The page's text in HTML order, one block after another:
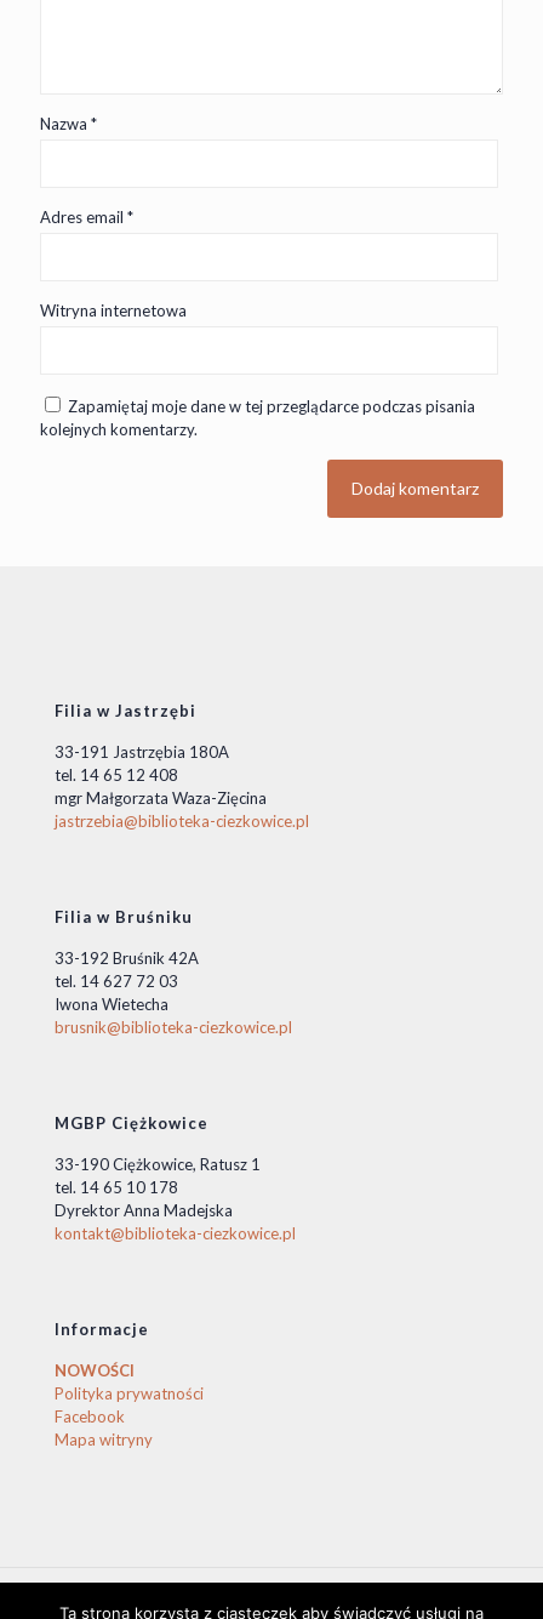
Nazwa *
Adres email *
Witryna internetowa
Zapamiętaj moje dane w tej przeglądarce podczas pisania
kolejnych komentarzy.
Filia w Jastrzębi
33-191 Jastrzębia 180A
tel. 14 65 12 408
mgr Małgorzata Waza-Zięcina
jastrzebia@biblioteka-ciezkowice.pl
Filia w Bruśniku
33-192 Bruśnik 42A
tel. 14 627 72 03
Iwona Wietecha
brusnik@biblioteka-ciezkowice.pl
MGBP Ciężkowice
33-190 Ciężkowice, Ratusz 1
tel. 14 65 10 178
Dyrektor Anna Madejska
kontakt@biblioteka-ciezkowice.pl
Informacje
NOWOŚCI
Polityka prywatności
Facebook
Mapa witryny
Ta strona korzysta z ciasteczek aby świadczyć usługi na